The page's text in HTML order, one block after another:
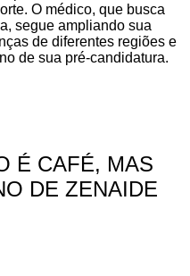
O médico, que busca
segue ampliando sua
de diferentes regiões e
de sua pré-candidatura.
É CAFÉ, MAS
DE ZENAIDE